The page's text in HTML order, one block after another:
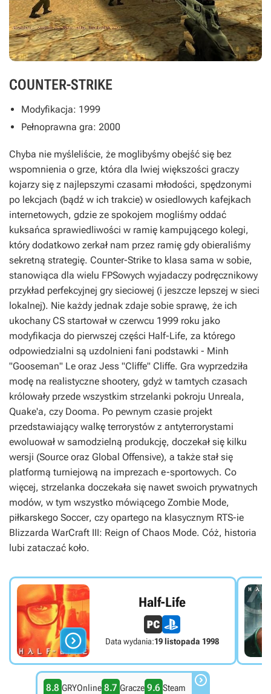
COUNTER-STRIKE
Modyfikacja: 1999
Pełnoprawna gra: 2000
Chyba nie myśleliście, że moglibyśmy obejść się bez
wspomnienia o grze, która dla lwiej większości graczy
kojarzy się z najlepszymi czasami młodości, spędzonymi
po lekcjach (bądź w ich trakcie) w osiedlowych kafejkach
internetowych, gdzie ze spokojem mogliśmy oddać
kuksańca sprawiedliwości w ramię kampującego kolegi,
który dodatkowo zerkał nam przez ramię gdy obieraliśmy
sekretną strategię. Counter-Strike to klasa sama w sobie,
stanowiąca dla wielu FPSowych wyjadaczy podręcznikowy
przykład perfekcyjnej gry sieciowej (i jeszcze lepszej w sieci
lokalnej). Nie każdy jednak zdaje sobie sprawę, że ich
ukochany CS startował w czerwcu 1999 roku jako
modyfikacja do pierwszej części Half-Life, za którego
odpowiedzialni są uzdolnieni fani podstawki - Minh
"Gooseman" Le oraz Jess "Cliffe" Cliffe. Gra wyprzedziła
modę na realistyczne shootery, gdyż w tamtych czasach
królowały przede wszystkim strzelanki pokroju Unreala,
Quake'a, czy Dooma. Po pewnym czasie projekt
przedstawiający walkę terrorystów z antyterrorystami
ewoluował w samodzielną produkcję, doczekał się kilku
wersji (Source oraz Global Offensive), a także stał się
platformą turniejową na imprezach e-sportowych. Co
więcej, strzelanka doczekała się nawet swoich prywatnych
modów, w tym wszystko mówiącego Zombie Mode,
piłkarskego Soccer, czy opartego na klasycznym RTS-ie
Blizzarda WarCraft III: Reign of Chaos Mode. Cóż, historia
lubi zataczać koło.

Half-Life
Data wydania:19 listopada 1998
8.8 GRYOnline 8.7 Gracze 9.6 Steam 